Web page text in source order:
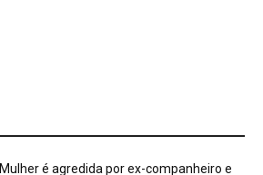
Mulher é agredida por ex-companheiro e